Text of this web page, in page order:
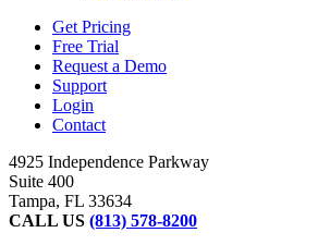
Get Pricing
Free Trial
Request a Demo
Support
Login
Contact
4925 Independence Parkway
Suite 400
Tampa, FL 33634
CALL US (813) 578-8200